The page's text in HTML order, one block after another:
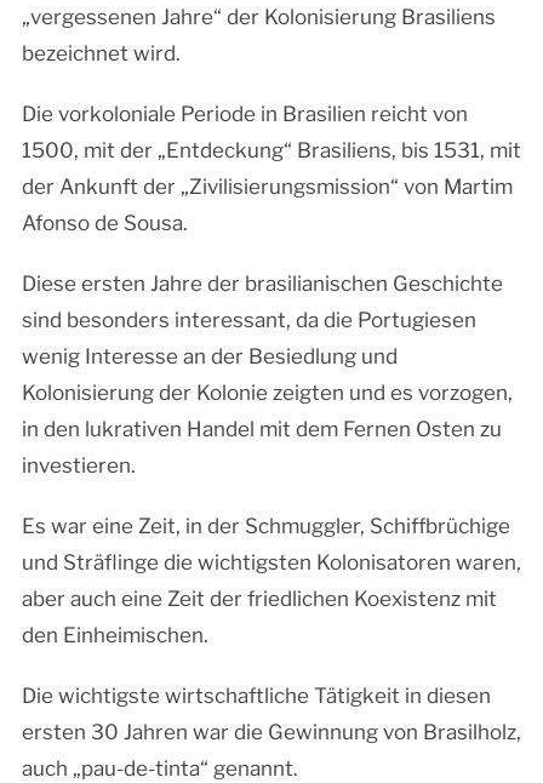
„vergessenen Jahre“ der Kolonisierung Brasiliens
bezeichnet wird.
Die vorkoloniale Periode in Brasilien reicht von
1500, mit der „Entdeckung“ Brasiliens, bis 1531, mit
der Ankunft der „Zivilisierungsmission“ von Martim
Afonso de Sousa.
Diese ersten Jahre der brasilianischen Geschichte
sind besonders interessant, da die Portugiesen
wenig Interesse an der Besiedlung und
Kolonisierung der Kolonie zeigten und es vorzogen,
in den lukrativen Handel mit dem Fernen Osten zu
investieren.
Es war eine Zeit, in der Schmuggler, Schiffbrüchige
und Sträflinge die wichtigsten Kolonisatoren waren,
aber auch eine Zeit der friedlichen Koexistenz mit
den Einheimischen.
Die wichtigste wirtschaftliche Tätigkeit in diesen
ersten 30 Jahren war die Gewinnung von Brasilholz,
auch „pau-de-tinta“ genannt.